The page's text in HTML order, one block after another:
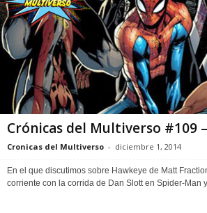
Crónicas del Multiverso #109
Cronicas del Multiverso - diciembre 1, 2014
En el que discutimos sobre Hawkeye de Matt
corriente con la corrida de Dan Slott en Spider-Man